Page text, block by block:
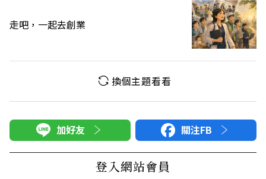
走吧，一起去創業
換個主題看看
加好友 關注FB
登入網站會員